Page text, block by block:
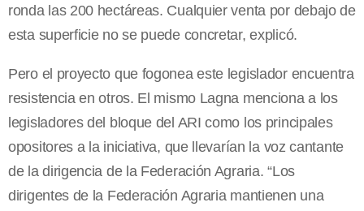
ronda las 200 hectáreas. Cualquier venta por debajo de
esta superficie no se puede concretar, explicó.
Pero el proyecto que fogonea este legislador encuentra
resistencia en otros. El mismo Lagna menciona a los
legisladores del bloque del ARI como los principales
opositores a la iniciativa, que llevarían la voz cantante
de la dirigencia de la Federación Agraria. “Los
dirigentes de la Federación Agraria mantienen una